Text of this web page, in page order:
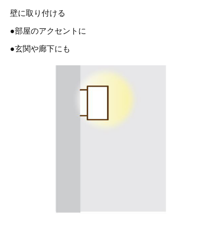
壁に取り付ける
●部屋のアクセントに
●玄関や廊下にも